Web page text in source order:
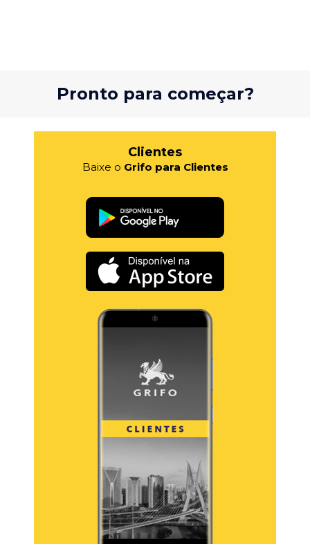
Pronto para começar?
Clientes
Baixe o Grifo para Clientes